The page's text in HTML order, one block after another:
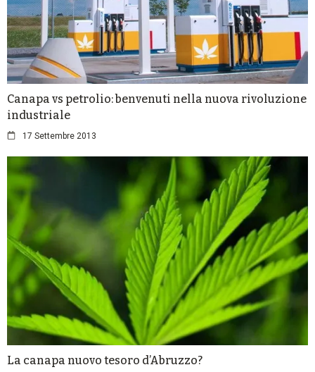
Canapa vs petrolio: benvenuti nella nuova rivoluzione
industriale
17 Settembre 2013
La canapa nuovo tesoro d’Abruzzo?